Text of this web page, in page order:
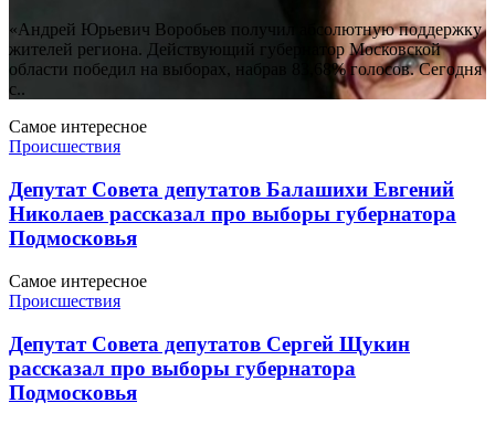
«Андрей Юрьевич Воробьев получил абсолютную поддержку
жителей региона. Действующий губернатор Московской
области победил на выборах, набрав 83,68% голосов. Сегодня
с..
Самое интересное
Происшествия
Депутат Совета депутатов Балашихи Евгений
Николаев рассказал про выборы губернатора
Подмосковья
Самое интересное
Происшествия
Депутат Совета депутатов Сергей Щукин
рассказал про выборы губернатора
Подмосковья